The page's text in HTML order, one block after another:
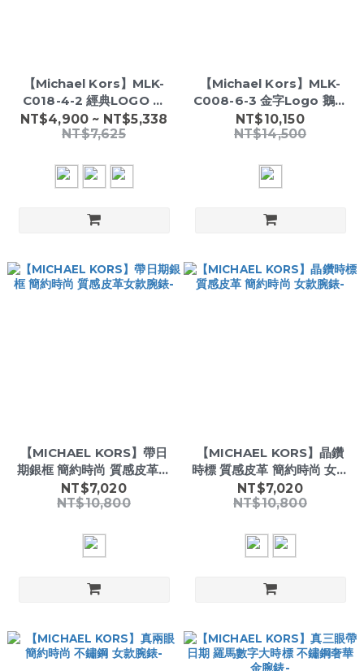
【Michael Kors】MLK-
C018-4-2 經典LOGO 花
紋/素面 防刮皮革 斜背 鍊條
包 貝殼包
NT$4,900 ~ NT$5,338
NT$7,625
【Michael Kors】MLK-
C008-6-3 金字Logo 鵝卵
石紋 皮革 前拉鍊袋 金鏈 肩
背包 黑荔枝紋 中托特包
NT$10,150
NT$14,500
【MICHAEL KORS】帶日
期銀框 簡約時尚 質感皮革女
款腕錶-
NT$7,020
NT$10,800
【MICHAEL KORS】晶鑽
時標 質感皮革 簡約時尚 女款
腕錶-
NT$7,020
NT$10,800